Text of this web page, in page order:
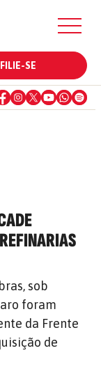
FILIE-SE
sob
foram
da Frente
de